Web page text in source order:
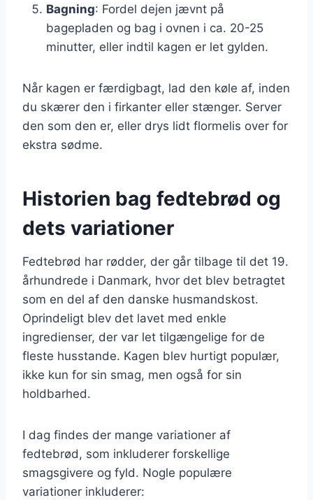
Bagning: Fordel dejen jævnt på
bagepladen og bag i ovnen i ca. 20-25
minutter, eller indtil kagen er let gylden.
Når kagen er færdigbagt, lad den køle af, inden
du skærer den i firkanter eller stænger. Server
den som den er, eller drys lidt flormelis over for
ekstra sødme.
Historien bag fedtebrød og
dets variationer
Fedtebrød har rødder, der går tilbage til det 19.
århundrede i Danmark, hvor det blev betragtet
som en del af den danske husmandskost.
Oprindeligt blev det lavet med enkle
ingredienser, der var let tilgængelige for de
fleste husstande. Kagen blev hurtigt populær,
ikke kun for sin smag, men også for sin
holdbarhed.
I dag findes der mange variationer af
fedtebrød, som inkluderer forskellige
smagsgivere og fyld. Nogle populære
variationer inkluderer: